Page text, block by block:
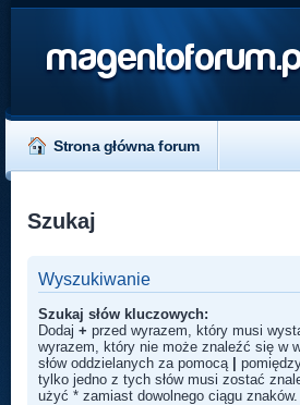
Strona główna forum
Szukaj
Wyszukiwanie
Szukaj słów kluczowych:
Dodaj + przed wyrazem, który musi
wyrazem, który nie może znaleźć się w
słów oddzielanych za pomocą
tylko jedno z tych słów musi zostać
użyć * zamiast dowolnego ciągu znaków.